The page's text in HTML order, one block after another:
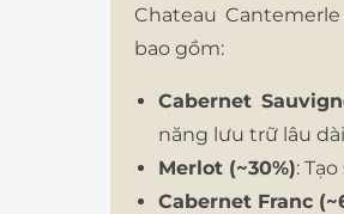
Chateau
bao gồm:
Cabernet
năng lưu trữ lâu
Merlot (~30%):
Cabernet Franc